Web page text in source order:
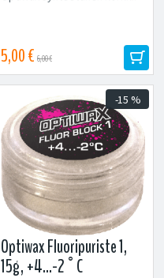
5,00 € 6,00 €
-15 %
Optiwax Fluoripuriste 1,
15g, +4...-2°C